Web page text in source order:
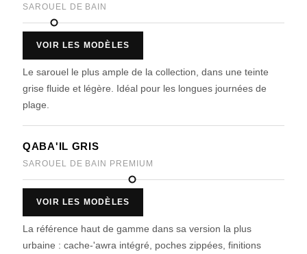
SAROUEL DE BAIN
VOIR LES MODÈLES
Le sarouel le plus ample de la collection, dans une teinte
grise fluide et légère. Idéal pour les longues journées de
plage.
QABA'IL GRIS
SAROUEL DE BAIN PREMIUM
VOIR LES MODÈLES
La référence haut de gamme dans sa version la plus
urbaine : cache-'awra intégré, poches zippées, finitions